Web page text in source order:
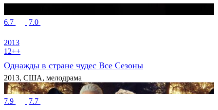
6.7 7.0
2013
12++
Однажды в стране чудес Все Сезоны
2013, США, мелодрама
7.9 7.7